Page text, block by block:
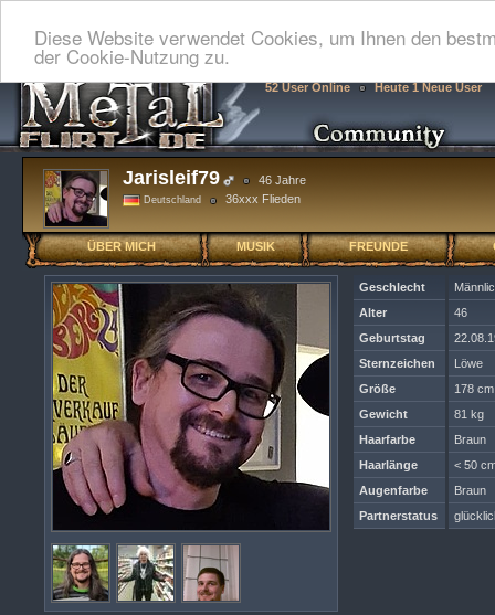
Diese Website verwendet Cookies, um Ihnen den
der Cookie-Nutzung zu.
52 User Online Heute 1 Neue User
Jarisleif79 46 Jahre
Deutschland 36xxx Flieden
ÜBER MICH MUSIK FREUNDE
Geschlecht
Alter
46
Geburtstag
Sternzeichen
Löwe
Größe
178 cm
Gewicht
81 kg
Haarfarbe
Braun
Haarlänge
< 50
Augenfarbe
Braun
Partnerstatus